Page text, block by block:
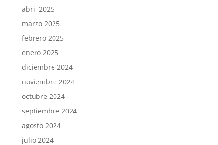
abril 2025
marzo 2025
febrero 2025
enero 2025
diciembre 2024
noviembre 2024
octubre 2024
septiembre 2024
agosto 2024
julio 2024